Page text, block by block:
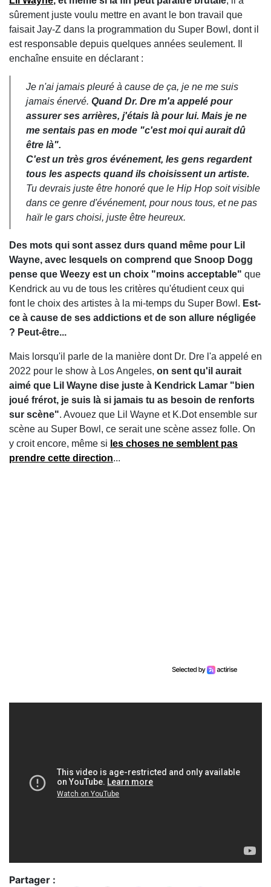
sûrement juste voulu mettre en avant le bon travail que
faisait Jay-Z dans la programmation du Super Bowl, dont il
est responsable depuis quelques années seulement. Il
enchaîne ensuite en déclarant :
Je n'ai jamais pleuré à cause de ça, je ne me suis
jamais énervé. Quand Dr. Dre m'a appelé pour
assurer ses arrières, j'étais là pour lui. Mais je ne
me sentais pas en mode "c'est moi qui aurait dû
être là".
C'est un très gros événement, les gens regardent
tous les aspects quand ils choisissent un artiste.
Tu devrais juste être honoré que le Hip Hop soit visible
dans ce genre d'événement, pour nous tous, et ne pas
haïr le gars choisi, juste être heureux.
Des mots qui sont assez durs quand même pour Lil
Wayne, avec lesquels on comprend que Snoop Dogg
pense que Weezy est un choix "moins acceptable" que
Kendrick au vu de tous les critères qu'étudient ceux qui
font le choix des artistes à la mi-temps du Super Bowl. Est-
ce à cause de ses addictions et de son allure négligée
? Peut-être...
Mais lorsqu'il parle de la manière dont Dr. Dre l'a appelé en
2022 pour le show à Los Angeles, on sent qu'il aurait
aimé que Lil Wayne dise juste à Kendrick Lamar "bien
joué frérot, je suis là si jamais tu as besoin de renforts
sur scène". Avouez que Lil Wayne et K.Dot ensemble sur
scène au Super Bowl, ce serait une scène assez folle. On
y croit encore, même si les choses ne semblent pas
prendre cette direction...
Partager :